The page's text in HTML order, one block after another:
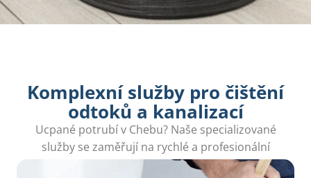
Komplexní služby pro čištění
odtoků a kanalizací
Ucpané potrubí v Chebu? Naše specializované
služby se zaměřují na rychlé a profesionální
čištění potrubí, které vám zajistí klid.